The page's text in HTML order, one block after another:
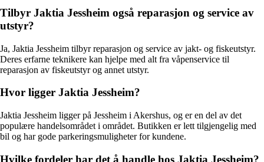
Tilbyr Jaktia Jessheim også reparasjon og service av
utstyr?
Ja, Jaktia Jessheim tilbyr reparasjon og service av jakt- og fiskeutstyr.
Deres erfarne teknikere kan hjelpe med alt fra våpenservice til
reparasjon av fiskeutstyr og annet utstyr.
Hvor ligger Jaktia Jessheim?
Jaktia Jessheim ligger på Jessheim i Akershus, og er en del av det
populære handelsområdet i området. Butikken er lett tilgjengelig med
bil og har gode parkeringsmuligheter for kundene.
Hvilke fordeler har det å handle hos Jaktia Jessheim?